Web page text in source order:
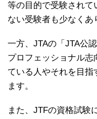
等の目的で受験されて
ない受験者も少なくあ
一方、JTAの「JTA公
プロフェッショナル
ている人やそれを目
ます。
また、JTFの資格試験